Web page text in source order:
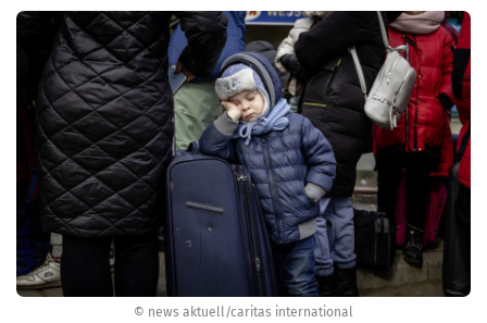
© news aktuell/caritas international